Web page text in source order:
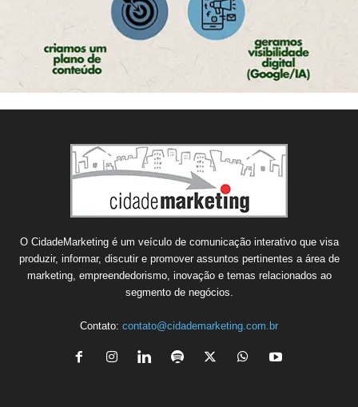
O CidadeMarketing é um veículo de comunicação interativo que visa
produzir, informar, discutir e promover assuntos pertinentes a área de
marketing, empreendedorismo, inovação e temas relacionados ao
segmento de negócios.
Contato: contato@cidademarketing.com.br